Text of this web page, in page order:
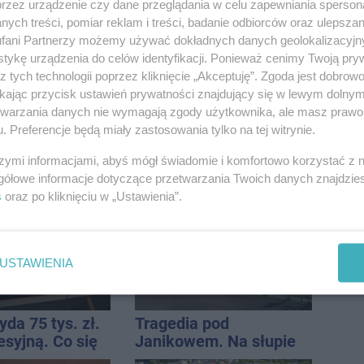
święta miasta
zbiórka
w
W sobotę Kujawski
Festiwal Pieśni Ludowej
75 tys. zł.
Co się
Tragedia pod
Janikowem. Na słupie
energetycznym
urządzenie czy dane przeglądania w celu zapewniania
treści, pomiar reklam i treści, badanie odbiorców oraz
Partnerzy możemy używać dokładnych danych
urządzenia do celów identyfikacji. Ponieważ cenimy Twoją
tych technologii poprzez kliknięcie „Akceptuję”. Zgoda jest
przycisk ustawień prywatności znajdujący się w lewym
danych nie wymagają zgody użytkownika, ale masz
Preferencje będą miały zastosowania tylko na tej witrynie.
informacjami, abyś mógł świadomie i komfortowo korzystać z
informacje dotyczące przetwarzania Twoich danych
oraz po kliknięciu w „Ustawienia”.
USTAWIENIA